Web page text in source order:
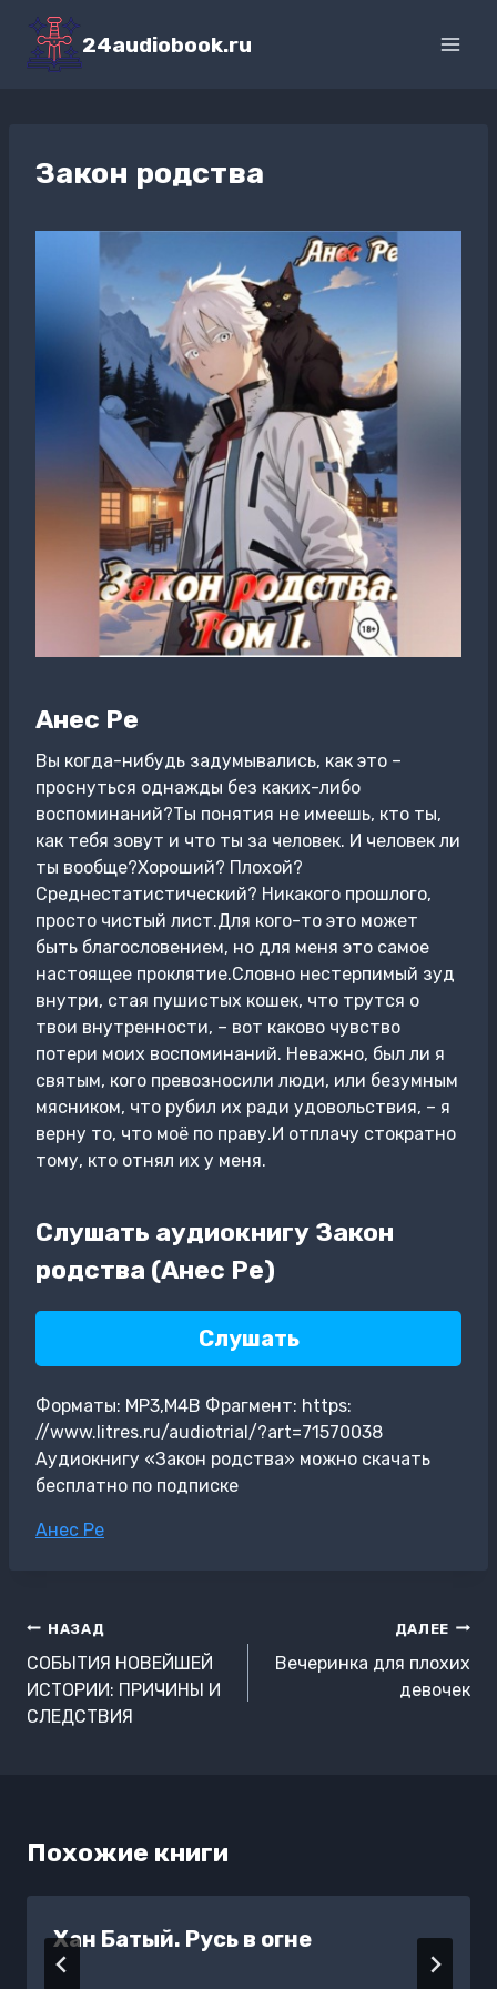
Перейти
содержимому
24audiobook.ru
Закон родства
Анес Ре
Вы когда-нибудь задумывались, как это –
проснуться однажды без каких-либо
воспоминаний?Ты понятия не имеешь, кто ты,
как тебя зовут и что ты за человек. И человек ли
ты вообще?Хороший? Плохой?
Среднестатистический? Никакого прошлого,
просто чистый лист.Для кого-то это может
быть благословением, но для меня это самое
настоящее проклятие.Словно нестерпимый зуд
внутри, стая пушистых кошек, что трутся о
твои внутренности, – вот каково чувство
потери моих воспоминаний. Неважно, был ли я
святым, кого превозносили люди, или безумным
мясником, что рубил их ради удовольствия, – я
верну то, что моё по праву.И отплачу стократно
тому, кто отнял их у меня.
Слушать аудиокнигу Закон
родства (Анес Ре)
Слушать
Форматы: MP3,M4B Фрагмент: https:
//www.litres.ru/audiotrial/?art=71570038
Аудиокнигу «Закон родства» можно скачать
бесплатно по подписке
Метки
Анес Ре
Навигация
по
записям
НАЗАД
СОБЫТИЯ НОВЕЙШЕЙ
ИСТОРИИ: ПРИЧИНЫ И
СЛЕДСТВИЯ
ДАЛЕЕ
Вечеринка для плохих
девочек
Похожие книги
Хан Батый. Русь в огне